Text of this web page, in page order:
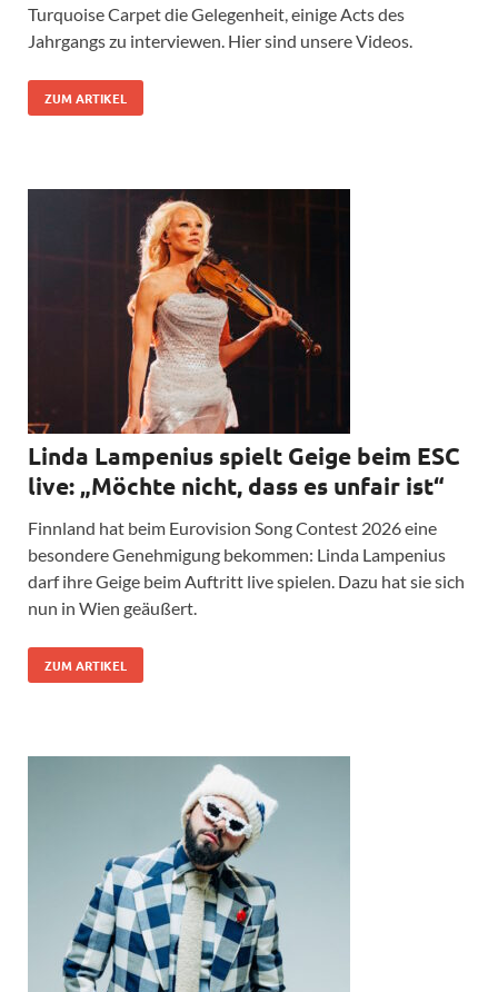
Turquoise Carpet die Gelegenheit, einige Acts des
Jahrgangs zu interviewen. Hier sind unsere Videos.
ZUM ARTIKEL
Linda Lampenius spielt Geige beim ESC
live: „Möchte nicht, dass es unfair ist“
Finnland hat beim Eurovision Song Contest 2026 eine
besondere Genehmigung bekommen: Linda Lampenius
darf ihre Geige beim Auftritt live spielen. Dazu hat sie sich
nun in Wien geäußert.
ZUM ARTIKEL